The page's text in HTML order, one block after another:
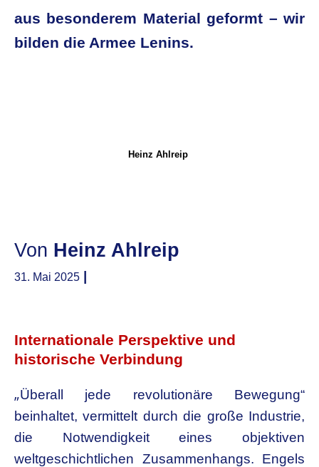
aus besonderem Material geformt – wir
bilden die Armee Lenins.
Heinz Ahlreip
Von Heinz Ahlreip
31. Mai 2025
Internationale Perspektive und
historische Verbindung
„Überall jede revolutionäre Bewegung“
beinhaltet, vermittelt durch die große Industrie,
die Notwendigkeit eines objektiven
weltgeschichtlichen Zusammenhangs. Engels